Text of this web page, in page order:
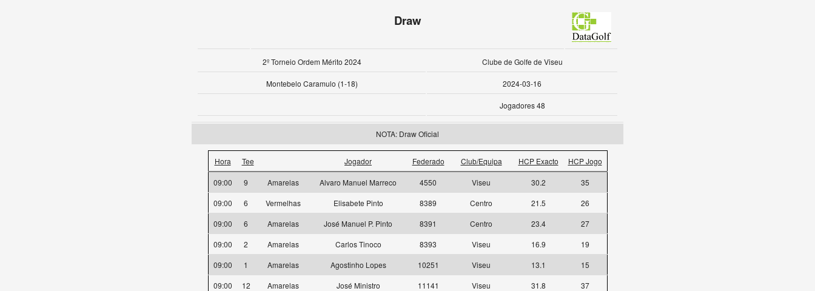
Draw
2º Torneio Ordem Mérito 2024 Clube de Golfe de Viseu
Montebelo Caramulo (1-18) 2024-03-16
Jogadores 48
NOTA: Draw Oficial
Hora Tee Jogador Federado Club/Equipa HCP Exacto HCP Jogo
09:00 9 Amarelas Alvaro Manuel Marreco 4550 Viseu 30.2
35
09:00
6 Vermelhas Elisabete Pinto 8389 Centro 21.5
26
09:00
6 Amarelas José Manuel P. Pinto 8391 Centro 23.4
27
09:00
2 Amarelas Carlos Tinoco 8393 Viseu 16.9
19
09:00
1 Amarelas Agostinho Lopes 10251 Viseu 13.1
15
09:00
12 Amarelas José Ministro 11141 Viseu 31.8
37